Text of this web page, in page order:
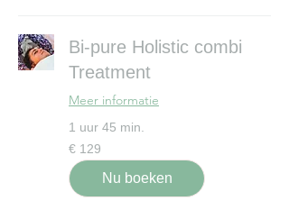
Bi-pure Holistic combi
Treatment
Meer informatie
1 uur 45 min.
129
euro
€ 129
Nu boeken